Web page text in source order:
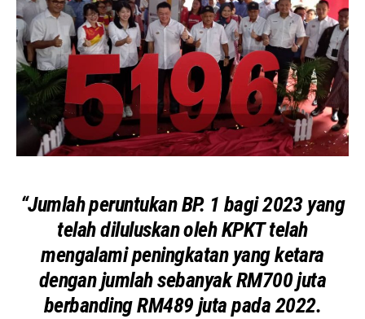
“Jumlah peruntukan BP. 1 bagi 2023 yang
telah diluluskan oleh KPKT telah
mengalami peningkatan yang ketara
dengan jumlah sebanyak RM700 juta
berbanding RM489 juta pada 2022.